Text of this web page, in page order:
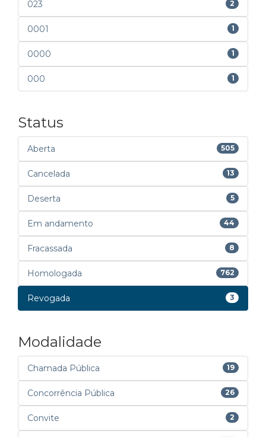
023 2
0001 1
0000 1
000 1
Status
Aberta 505
Cancelada 13
Deserta 5
Em andamento 44
Fracassada 8
Homologada 762
Revogada 3
Modalidade
Chamada Pública 19
Concorrência Pública 26
Convite 2